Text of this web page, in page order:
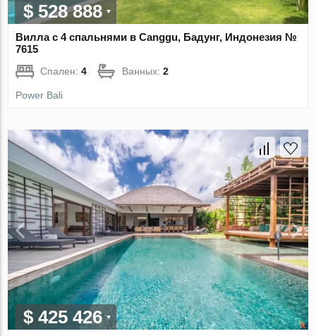
$ 528 888
Вилла с 4 спальнями в Canggu, Бадунг, Индонезия №
7615
Спален:4 Ванных:2
Power Bali
$ 425 426